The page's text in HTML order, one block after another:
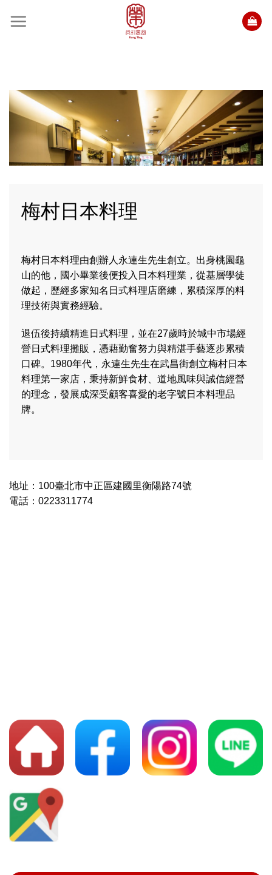
梅村日本料理
梅村日本料理由創辦人永連生先生創立。出身桃園龜
山的他，國小畢業後便投入日本料理業，從基層學徒
做起，歷經多家知名日式料理店磨練，累積深厚的料
理技術與實務經驗。
退伍後持續精進日式料理，並在27歲時於城中市場經
營日式料理攤販，憑藉勤奮努力與精湛手藝逐步累積
口碑。1980年代，永連生先生在武昌街創立梅村日本
料理第一家店，秉持新鮮食材、道地風味與誠信經營
的理念，發展成深受顧客喜愛的老字號日本料理品
牌。
地址：100臺北市中正區建國里衡陽路74號
電話：0223311774